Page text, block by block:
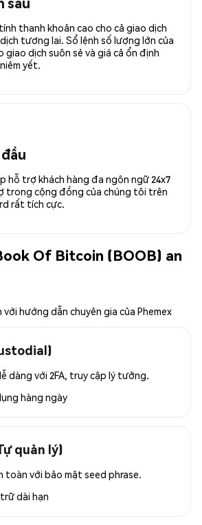
thanh khoản cao cho cả giao dịch
tương lai. Sổ lệnh số lượng lớn của
giao dịch suôn sẻ và giá cả ổn định
yết.
hỗ trợ khách hàng đa ngôn ngữ 24x7
trong cộng đồng của chúng tôi trên
rất tích cực.
Of Bitcoin (BOOB) an
với hướng dẫn chuyên gia của Phemex
dàng với 2FA, truy cập lý tưởng.
hàng ngày
quản lý)
toàn với bảo mật seed phrase.
dài hạn